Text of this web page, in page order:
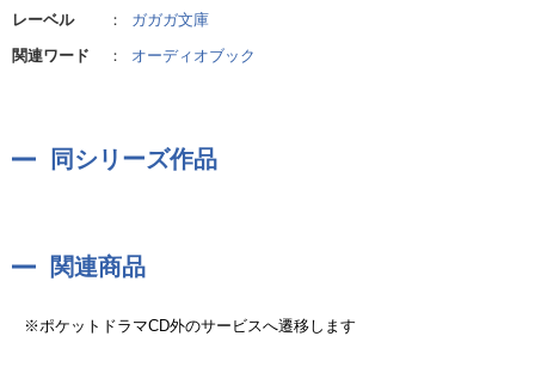
レーベル
：
ガガガ文庫
関連ワード
： オーディオブック
同シリーズ作品
関連商品
※ポケットドラマCD外のサービスへ遷移します